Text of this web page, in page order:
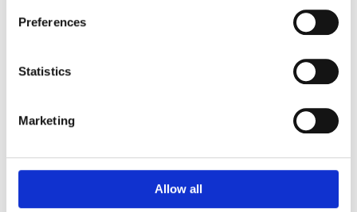
Preferences
Statistics
Marketing
Allow all
Fotbollsmål, handbollsmål,
Pingisbord